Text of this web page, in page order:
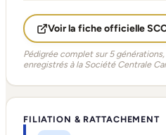
Voir la fiche officielle
Pédigrée complet sur 5
enregistrés à la Société Centrale
FILIATION & RATTACHEMENT